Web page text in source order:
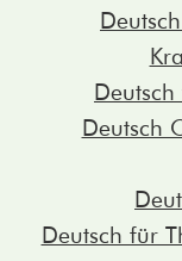
Deutsch
Deutsch für